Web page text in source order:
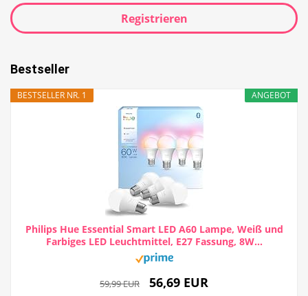
Registrieren
Bestseller
ANGEBOT
BESTSELLER NR. 1
Philips Hue Essential Smart LED A60 Lampe, Weiß und
Farbiges LED Leuchtmittel, E27 Fassung, 8W...
59,99 EUR 56,69 EUR